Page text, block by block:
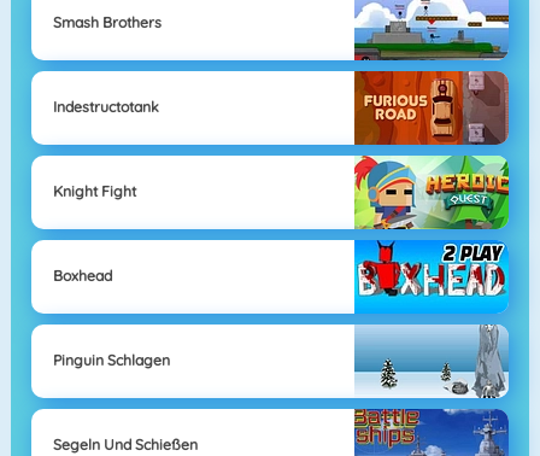
Smash Brothers
Indestructotank
Knight Fight
Boxhead
Pinguin Schlagen
Segeln Und Schießen